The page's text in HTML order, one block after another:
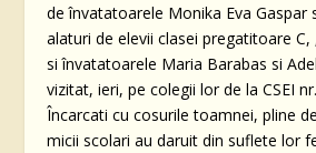
de învatatoarele Monika Eva Gaspar
alaturi de elevii clasei pregatitoare C,
si învatatoarele Maria Barabas si
vizitat, ieri, pe colegii lor de la CSEI
Încarcati cu cosurile toamnei, pline
micii scolari au daruit din suflete lor